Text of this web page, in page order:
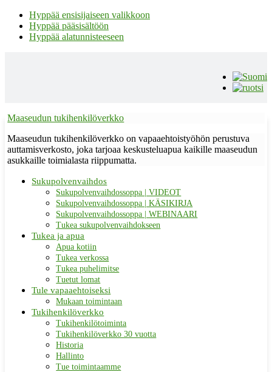
Hyppää ensisijaiseen valikkoon
Hyppää pääsisältöön
Hyppää alatunnisteeseen
Maaseudun tukihenkilöverkko
Maaseudun tukihenkilöverkko on vapaaehtoistyöhön perustuva
auttamisverkosto, joka tarjoaa keskusteluapua kaikille maaseudun
asukkaille toimialasta riippumatta.
Sukupolvenvaihdos
Sukupolvenvaihdossoppa | VIDEOT
Sukupolvenvaihdossoppa | KÄSIKIRJA
Sukupolvenvaihdossoppa | WEBINAARI
Tukea sukupolvenvaihdokseen
Tukea ja apua
Apua kotiin
Tukea verkossa
Tukea puhelimitse
Tuetut lomat
Tule vapaaehtoiseksi
Mukaan toimintaan
Tukihenkilöverkko
Tukihenkilötoiminta
Tukihenkilöverkko 30 vuotta
Historia
Hallinto
Tue toimintaamme